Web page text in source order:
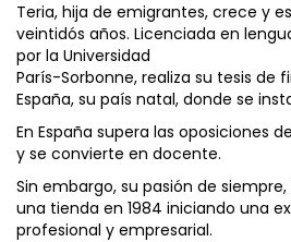
Teria, hija de emigrantes, crece y
veintidós años. Licenciada en
por la Universidad
París-Sorbonne, realiza su tesis de
España, su país natal, donde se
En España supera las oposiciones
y se convierte en docente.
Sin embargo, su pasión de
una tienda en 1984 iniciando una
profesional y empresarial.